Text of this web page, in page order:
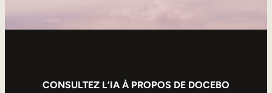
CONSULTEZ L’IA À PROPOS DE DOCEBO